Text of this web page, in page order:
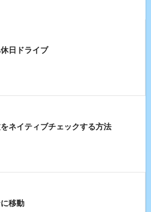
日ドライブ
ネイティブチェックする方法
移動